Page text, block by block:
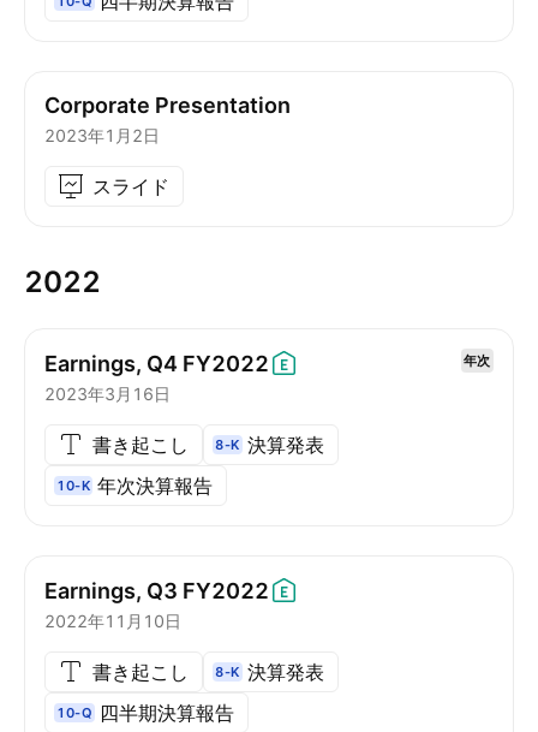
Corporate Presentation
2023年1月2日
スライド
2022
Earnings, Q4 FY2022 年次
2023年3月16日
書き起こし 8-K 決算発表
10-K 年次決算報告
Earnings, Q3 FY2022
2022年11月10日
書き起こし 8-K 決算発表
10-Q 四半期決算報告